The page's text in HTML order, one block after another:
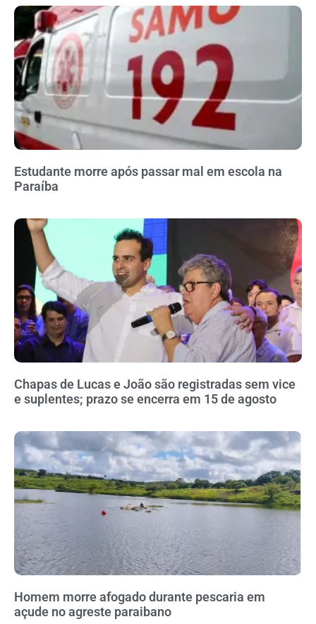
Estudante morre após passar mal em escola na
Paraíba
Chapas de Lucas e João são registradas sem vice
e suplentes; prazo se encerra em 15 de agosto
Homem morre afogado durante pescaria em
açude no agreste paraibano